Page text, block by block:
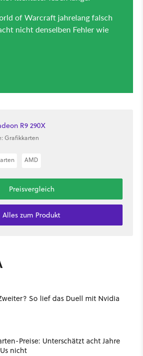
R9 290X
Grafikkarten
AMD
Preisvergleich
Alles zum Produkt
So lief das Duell mit Nvidia
Preise: Unterschätzt acht Jahre
nicht